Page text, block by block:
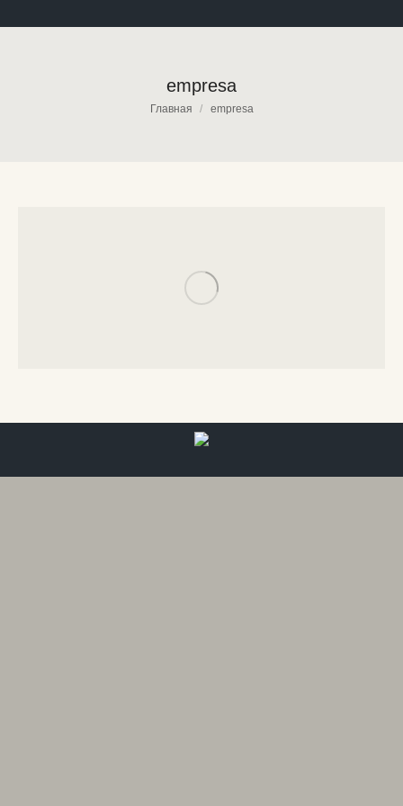
empresa
Вы здесь:
Главная empresa